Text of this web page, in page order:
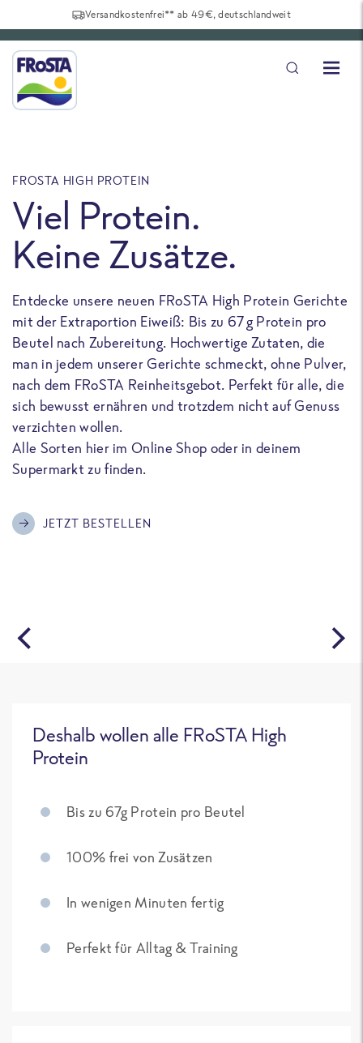
Versandkostenfrei** ab 49€, deutschlandweit
FROSTA HIGH PROTEIN
Viel Protein.
Keine Zusätze.
Entdecke unsere neuen FRoSTA High Protein Gerichte
mit der Extraportion Eiweiß: Bis zu 67 g Protein pro
Beutel nach Zubereitung. Hochwertige Zutaten, die
man in jedem unserer Gerichte schmeckt, ohne Pulver,
nach dem FRoSTA Reinheitsgebot. Perfekt für alle, die
sich bewusst ernähren und trotzdem nicht auf Genuss
verzichten wollen.
Alle Sorten hier im Online Shop oder in deinem
Supermarkt zu finden.
JETZT BESTELLEN
Deshalb wollen alle FRoSTA High
Protein
Bis zu 67g Protein pro Beutel
100% frei von Zusätzen
In wenigen Minuten fertig
Perfekt für Alltag & Training